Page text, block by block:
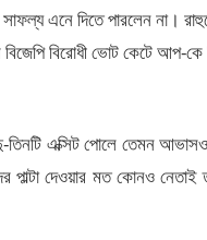
এনে দিতে পারলেন না।
বিরোধী ভোট কেটে আপ-
এক্সিট পোলে তেমন
পাল্টা দেওয়ার মত কোনও নেতাই